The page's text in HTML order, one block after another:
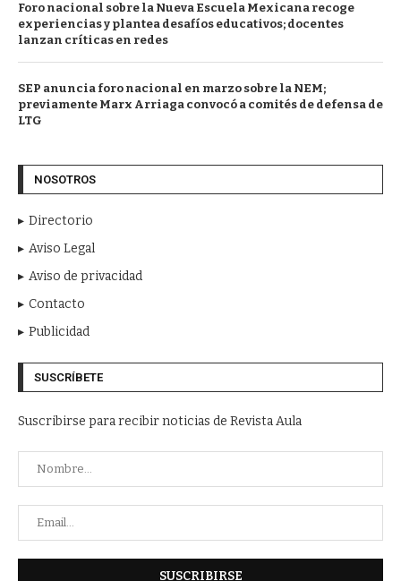
Foro nacional sobre la Nueva Escuela Mexicana recoge
experiencias y plantea desafíos educativos; docentes
lanzan críticas en redes
SEP anuncia foro nacional en marzo sobre la NEM;
previamente Marx Arriaga convocó a comités de defensa de
LTG
NOSOTROS
Directorio
Aviso Legal
Aviso de privacidad
Contacto
Publicidad
SUSCRÍBETE
Suscribirse para recibir noticias de Revista Aula